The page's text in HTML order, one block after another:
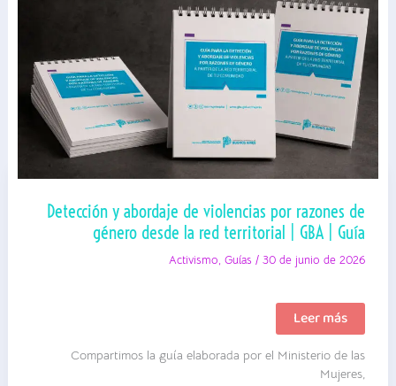
Detección y abordaje de violencias por razones de
género desde la red territorial | GBA | Guía
Activismo,Guías /30 de junio de 2026
Detección
y
abordaje
de
violencias
Leer más
Compartimos la guía elaborada por el Ministerio de las
Mujeres,